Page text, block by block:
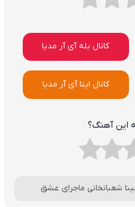
کانال بله آی آر مدیا
کانال ایتا آی آر مدیا
این آهنگ؟
شعبانخانی ماجرای عشق